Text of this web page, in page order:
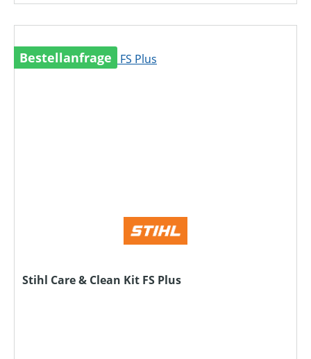
Bestellanfrage
Stihl Care & Clean Kit FS Plus